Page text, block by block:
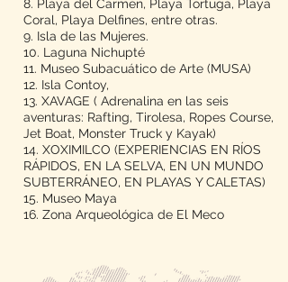
8. Playa del Carmen, Playa Tortuga, Playa
Coral, Playa Delfines, entre otras.
9. Isla de las Mujeres.
10. Laguna Nichupté
11. Museo Subacuático de Arte (MUSA)
12. Isla Contoy,
13. XAVAGE ( Adrenalina en las seis
aventuras: Rafting, Tirolesa, Ropes Course,
Jet Boat, Monster Truck y Kayak)
14. XOXIMILCO (EXPERIENCIAS EN RÍOS
RÁPIDOS, EN LA SELVA, EN UN MUNDO
SUBTERRÁNEO, EN PLAYAS Y CALETAS)
15. Museo Maya
16. Zona Arqueológica de El Meco